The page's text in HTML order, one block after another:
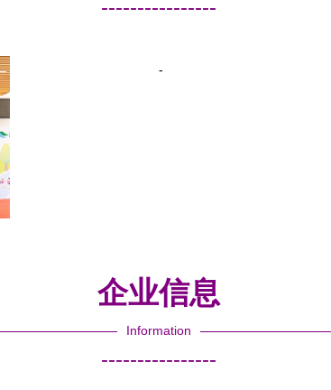
----------------
-
企业信息
Information
----------------